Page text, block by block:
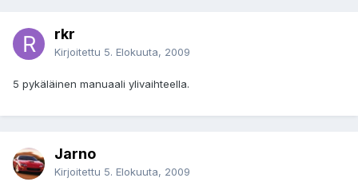
rkr
Kirjoitettu 5. Elokuuta, 2009
5 pykäläinen manuaali ylivaihteella.
Jarno
Kirjoitettu 5. Elokuuta, 2009